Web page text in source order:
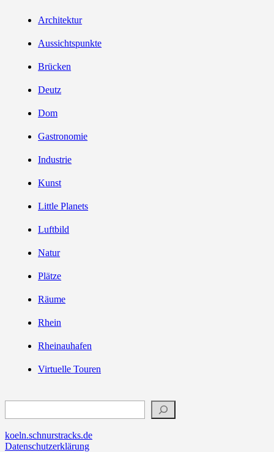
Architektur
Aussichtspunkte
Brücken
Deutz
Dom
Gastronomie
Industrie
Kunst
Little Planets
Luftbild
Natur
Plätze
Räume
Rhein
Rheinauhafen
Virtuelle Touren
koeln.schnurstracks.de
Datenschutzerklärung